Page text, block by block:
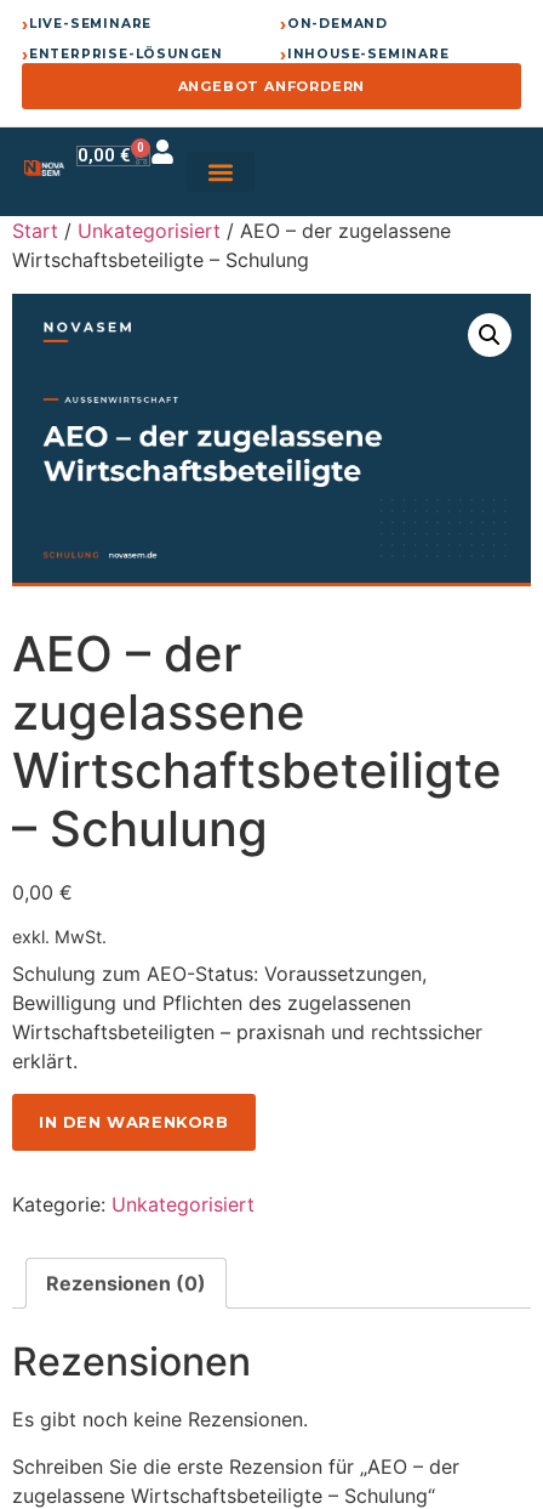
›LIVE-SEMINARE ›ON-DEMAND
›ENTERPRISE-LÖSUNGEN ›INHOUSE-SEMINARE
ANGEBOT ANFORDERN
0,00 € 0
Start / Unkategorisiert / AEO – der zugelassene
Wirtschaftsbeteiligte – Schulung
AEO – der
zugelassene
Wirtschaftsbeteiligte
– Schulung
0,00 €
exkl. MwSt.
Schulung zum AEO-Status: Voraussetzungen,
Bewilligung und Pflichten des zugelassenen
Wirtschaftsbeteiligten – praxisnah und rechtssicher
erklärt.
IN DEN WARENKORB
Kategorie: Unkategorisiert
Rezensionen (0)
Rezensionen
Es gibt noch keine Rezensionen.
Schreiben Sie die erste Rezension für „AEO – der
zugelassene Wirtschaftsbeteiligte – Schulung“